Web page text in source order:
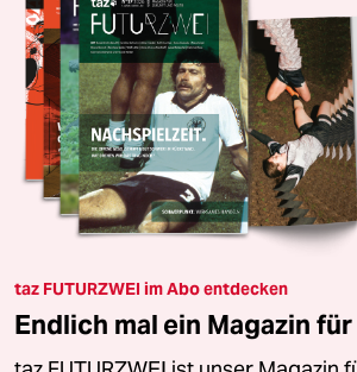
taz FUTURZWEI im Abo entdecken
Endlich mal ein Magazin